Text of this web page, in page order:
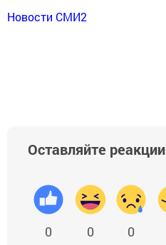
Новости СМИ2
Оставляйте реакции
0 0 0